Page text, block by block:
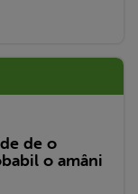
de o
o amâni